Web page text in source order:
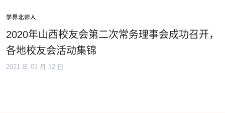
学界北师人
2020年山西校友会第二次常务理事会成功召开，
各地校友会活动集锦
2021 年 01 月 12 日